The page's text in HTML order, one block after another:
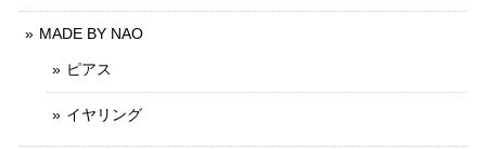
MADE BY NAO
ピアス
イヤリング